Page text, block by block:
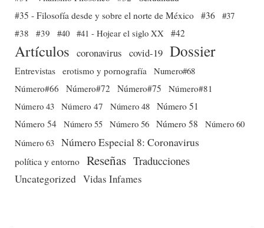
#35 - Filosofía desde y sobre el norte de México #36 #37
#38
#39 #40 #41 - Hojear el siglo XX #42
Artículos coronavirus covid-19 Dossier
Entrevistas erotismo y pornografía
Numero#68
Número#66
Número#72 Número#75
Número#81
Número 43 Número 47 Número 48 Número 51
Número 54 Número 55 Número 56 Número 58
Número 60
Número 63 Número Especial 8: Coronavirus
política y entorno Reseñas Traducciones
Uncategorized Vidas Infames